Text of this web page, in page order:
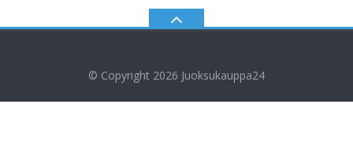
© Copyright 2026 Juoksukauppa24